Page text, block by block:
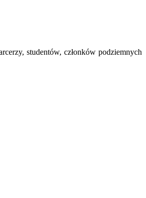
studentów, członków podziemnych